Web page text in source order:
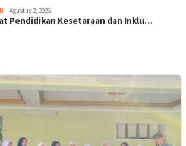
Agustus 2, 2026
Pendidikan Kesetaraan dan Inklu…